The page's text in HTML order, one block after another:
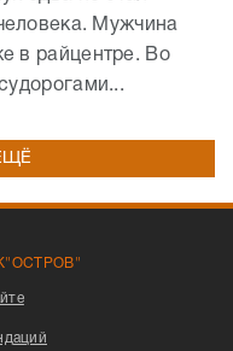
Мужчина
в райцентре. Во